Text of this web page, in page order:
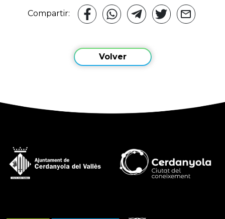
Compartir:
Volver